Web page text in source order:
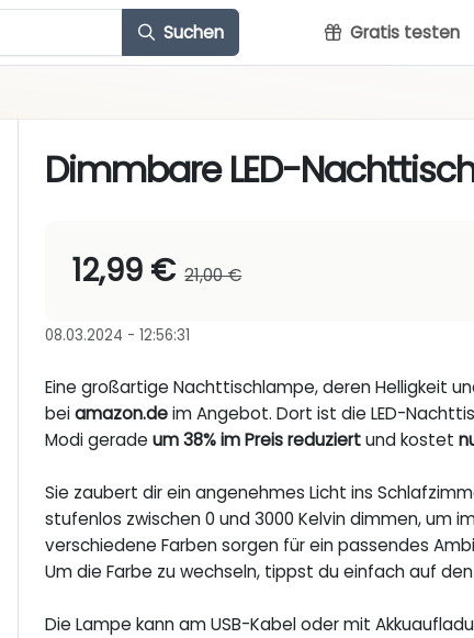
Suchen Gratis testen
Dimmbare LED-
12,99 € 21,00 €
08.03.2024 - 12:56:31
Eine großartige Nachttischlampe, deren Helligkeit
beiamazon.deim Angebot. Dort ist die LED-
Modi geradeum 38% im Preis reduziertund kostet
Sie zaubert dir ein angenehmes Licht ins
stufenlos zwischen 0 und 3000 Kelvin dimmen, um
verschiedene Farben sorgen für ein passendes
Um die Farbe zu wechseln, tippst du einfach auf
Die Lampe kann am USB-Kabel oder mit